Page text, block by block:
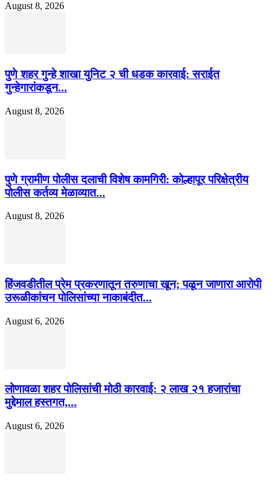
August 8, 2026
पुणे शहर गुन्हे शाखा युनिट २ ची धडक कारवाई: सराईत
गुन्हेगारांकडून...
August 8, 2026
पुणे ग्रामीण पोलीस दलाची विशेष कामगिरी: कोल्हापूर परिक्षेत्रीय
पोलीस कर्तव्य मेळाव्यात...
August 8, 2026
हिंजवडीतील प्रेम प्रकरणातून तरुणाचा खून; पळून जाणारा आरोपी
उरूळीकांचन पोलिसांच्या नाकाबंदीत...
August 6, 2026
लोणावळा शहर पोलिसांची मोठी कारवाई: २ लाख २१ हजारांचा
मुद्देमाल हस्तगत,...
August 6, 2026